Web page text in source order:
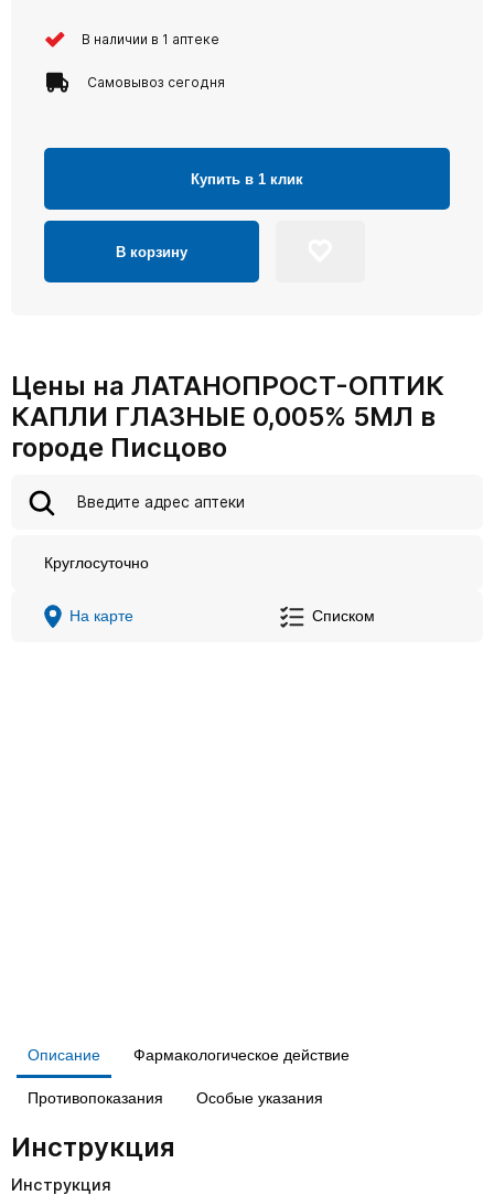
В наличии в 1 аптеке
Самовывоз сегодня
Купить в 1 клик
В корзину
Цены на ЛАТАНОПРОСТ-ОПТИК
КАПЛИ ГЛАЗНЫЕ 0,005% 5МЛ в
городе Писцово
Круглосуточно
На карте Списком
Описание Фармакологическое действие
Противопоказания Особые указания
Инструкция
Инструкция